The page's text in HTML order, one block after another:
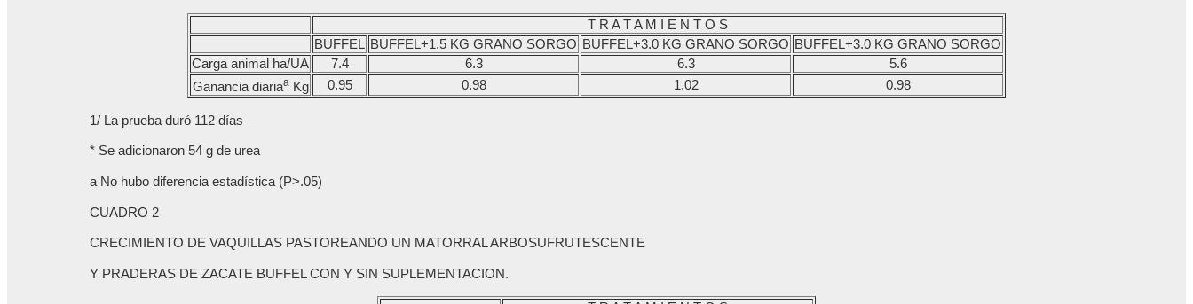
T R A T A M I E N T O S
BUFFEL BUFFEL+1.5 KG GRANO SORGO BUFFEL+3.0 KG GRANO SORGO BUFFEL+3.0 KG GRANO SORGO
Carga animal ha/UA
7.4 6.3 6.3
5.6
Ganancia diariaaKg 0.95 0.98 1.02 0.98
1/ La prueba duró 112 días
* Se adicionaron 54 g de urea
a No hubo diferencia estadística (P>.05)
CUADRO 2
CRECIMIENTO DE VAQUILLAS PASTOREANDO UN MATORRAL ARBOSUFRUTESCENTE
Y PRADERAS DE ZACATE BUFFEL CON Y SIN SUPLEMENTACION.